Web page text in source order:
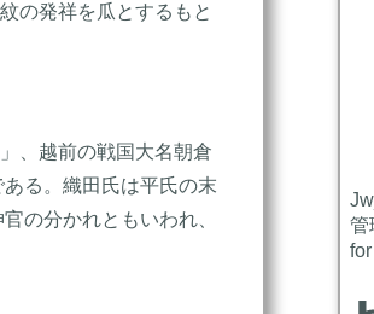
の発祥を瓜とするもと
、越前の戦国大名朝倉
る。織田氏は平氏の末
の分かれともいわれ、
管